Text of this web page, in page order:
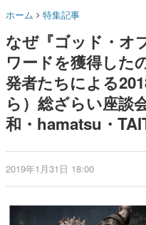
名作ゲームクリ
きます。
赫本
この物語を解い
の形をした短編
新世代に訊く
これからのデジ
ゲーム世代の
ゲームに多大な
画です。
て、BPOが議論を交わす
ホーム 特集記事
なぜ『ゴッド・オ
ワードを獲得した
発者たちによる
ら）総ざらい座談
和・hamatsu・
2019年1月31日 18:00